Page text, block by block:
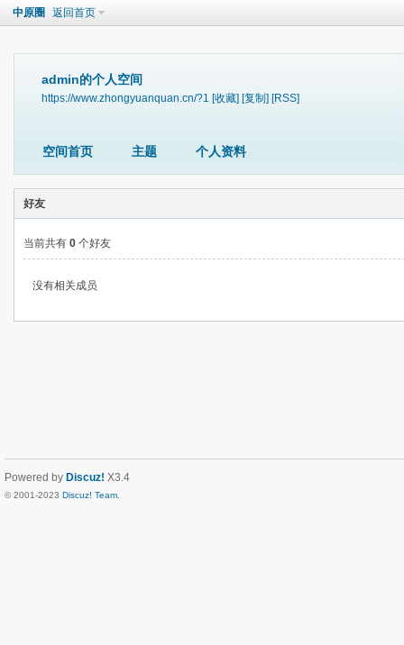
中原圈 返回首页
admin的个人空间
https://www.zhongyuanquan.cn/?1 [收藏] [复制] [RSS]
空间首页 主题 个人资料
好友
当前共有 0 个好友
没有相关成员
Powered by Discuz! X3.4
© 2001-2023 Discuz! Team